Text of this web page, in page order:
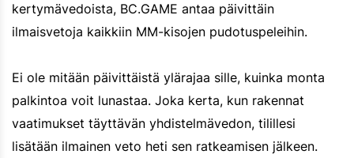
kertymävedoista, BC.GAME antaa päivittäin
ilmaisvetoja kaikkiin MM-kisojen pudotuspeleihin.
Ei ole mitään päivittäistä ylärajaa sille, kuinka monta
palkintoa voit lunastaa. Joka kerta, kun rakennat
vaatimukset täyttävän yhdistelmävedon, tilillesi
lisätään ilmainen veto heti sen ratkeamisen jälkeen.